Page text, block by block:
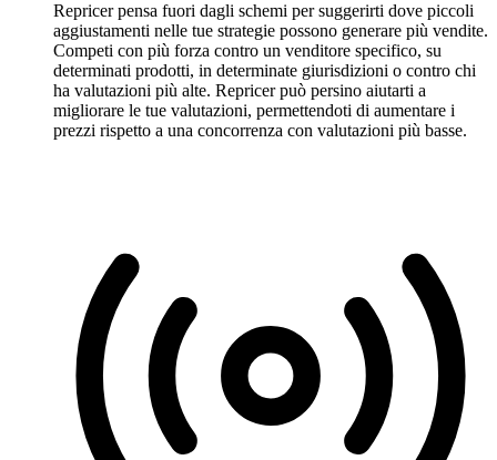
Repricer pensa fuori dagli schemi per suggerirti dove piccoli
aggiustamenti nelle tue strategie possono generare più vendite.
Competi con più forza contro un venditore specifico, su
determinati prodotti, in determinate giurisdizioni o contro chi
ha valutazioni più alte. Repricer può persino aiutarti a
migliorare le tue valutazioni, permettendoti di aumentare i
prezzi rispetto a una concorrenza con valutazioni più basse.